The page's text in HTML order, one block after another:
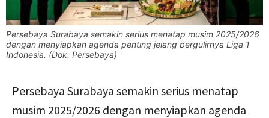
Persebaya Surabaya semakin serius menatap musim 2025/2026
dengan menyiapkan agenda penting jelang bergulirnya Liga 1
Indonesia. (Dok. Persebaya)
Persebaya Surabaya semakin serius menatap
musim 2025/2026 dengan menyiapkan agenda